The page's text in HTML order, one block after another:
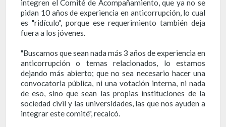
integren el Comité de Acompañamiento, que ya no se
pidan 10 años de experiencia en anticorrupción, lo cual
es "ridículo", porque ese requerimiento también deja
fuera a los jóvenes.
"Buscamos que sean nada más 3 años de experiencia en
anticorrupción o temas relacionados, lo estamos
dejando más abierto; que no sea necesario hacer una
convocatoria pública, ni una votación interna, ni nada
de eso, sino que sean las propias instituciones de la
sociedad civil y las universidades, las que nos ayuden a
integrar este comité", recalcó.